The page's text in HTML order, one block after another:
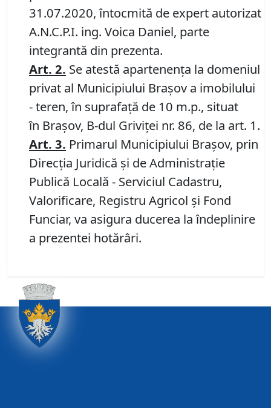
31.07.2020, întocmită de expert autorizat
A.N.C.P.I. ing. Voica Daniel, parte
integrantă din prezenta.
Art. 2. Se atestă apartenența la domeniul
privat al Municipiului Brașov a imobilului
- teren, în suprafață de 10 m.p., situat
în Brașov, B-dul Griviței nr. 86, de la art. 1.
Art. 3. Primarul Municipiului Brașov, prin
Direcția Juridică și de Administrație
Publică Locală - Serviciul Cadastru,
Valorificare, Registru Agricol și Fond
Funciar, va asigura ducerea la îndeplinire
a prezentei hotărâri.